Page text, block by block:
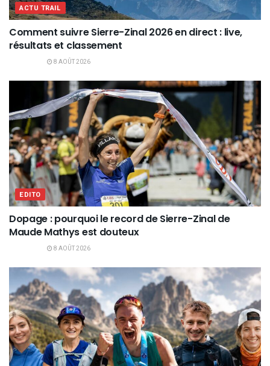
ACTU TRAIL
Comment suivre Sierre-Zinal 2026 en direct : live,
résultats et classement
8 AOÛT 2026
EDITO
Dopage : pourquoi le record de Sierre-Zinal de
Maude Mathys est douteux
8 AOÛT 2026